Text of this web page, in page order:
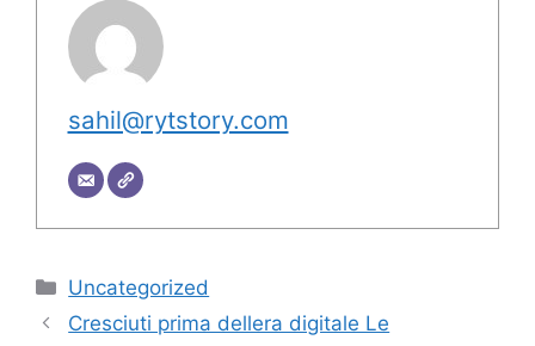
sahil@rytstory.com
Categorie
Uncategorized
Cresciuti prima dellera digitale Le